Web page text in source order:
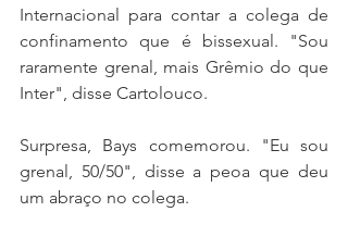
Internacional para contar a colega de
confinamento que é bissexual. "Sou
raramente grenal, mais Grêmio do que
Inter", disse Cartolouco.
Surpresa, Bays comemorou. "Eu sou
grenal, 50/50", disse a peoa que deu
um abraço no colega.